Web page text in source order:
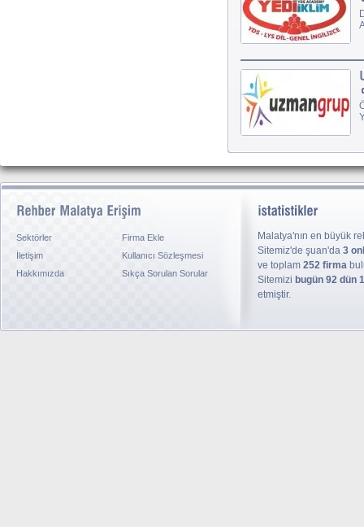
Sektörler
Firma Ekle
İletişim
Kullanıcı Sözleşmesi
Hakkımızda
Sıkça Sorulan Sorular
Malatya'nın en büyük
Sitemiz'de şuan'da 3
ve toplam 252 firma
Sitemizi bugün 92 dün
etmiştir.